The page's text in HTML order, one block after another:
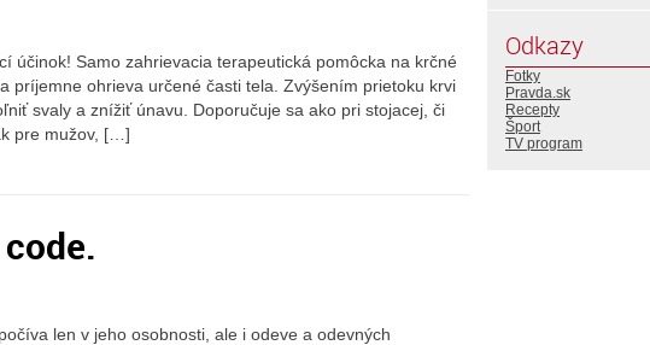
účinok! Samo zahrievacia terapeutická pomôcka na krčné
príjemne ohrieva určené časti tela. Zvýšením prietoku krvi
svaly a znížiť únavu. Doporučuje sa ako pri stojacej, či
pre mužov, […]
len v jeho osobnosti, ale i odeve a odevných
Odkazy
Fotky
Pravda.sk
Recepty
Šport
TV program